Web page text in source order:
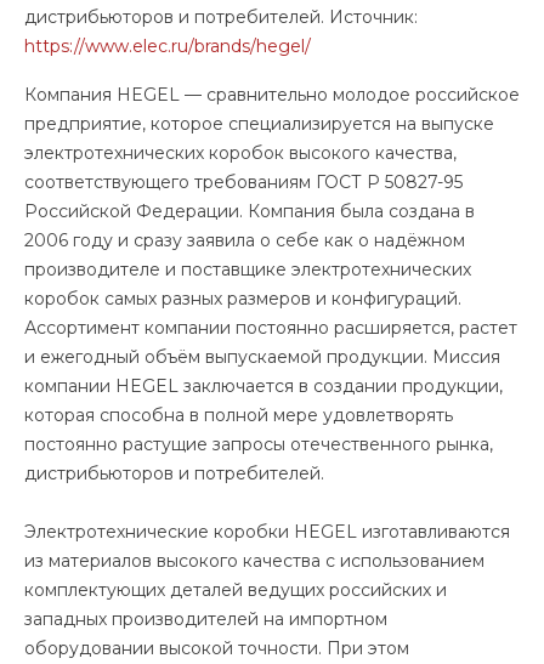
дистрибьюторов и потребителей. Источник:
https://www.elec.ru/brands/hegel/
Компания HEGEL — сравнительно молодое российское
предприятие, которое специализируется на выпуске
электротехнических коробок высокого качества,
соответствующего требованиям ГОСТ Р 50827-95
Российской Федерации. Компания была создана в
2006 году и сразу заявила о себе как о надёжном
производителе и поставщике электротехнических
коробок самых разных размеров и конфигураций.
Ассортимент компании постоянно расширяется, растет
и ежегодный объём выпускаемой продукции. Миссия
компании HEGEL заключается в создании продукции,
которая способна в полной мере удовлетворять
постоянно растущие запросы отечественного рынка,
дистрибьюторов и потребителей.
Электротехнические коробки HEGEL изготавливаются
из материалов высокого качества с использованием
комплектующих деталей ведущих российских и
западных производителей на импортном
оборудовании высокой точности. При этом